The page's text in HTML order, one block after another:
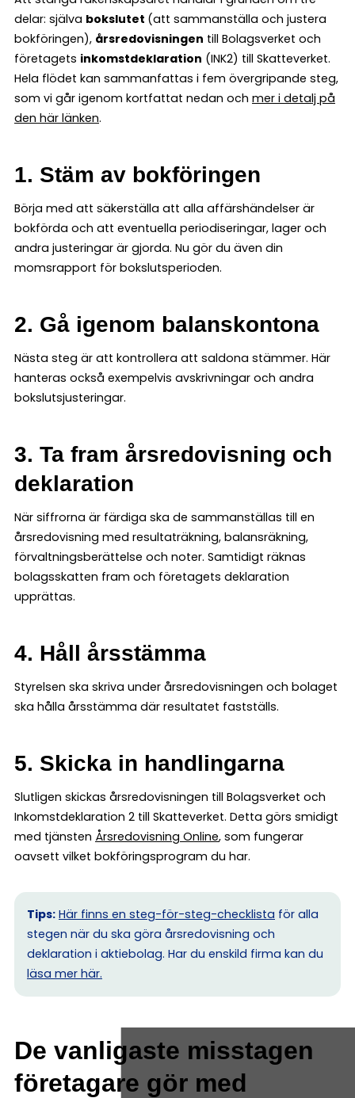
delar: själva bokslutet (att sammanställa och justera
bokföringen), årsredovisningen till Bolagsverket och
företagets inkomstdeklaration (INK2) till Skatteverket.
Hela flödet kan sammanfattas i fem övergripande steg,
som vi går igenom kortfattat nedan och mer i detalj på
den här länken.
1. Stäm av bokföringen
Börja med att säkerställa att alla affärshändelser är
bokförda och att eventuella periodiseringar, lager och
andra justeringar är gjorda. Nu gör du även din
momsrapport för bokslutsperioden.
2. Gå igenom balanskontona
Nästa steg är att kontrollera att saldona stämmer. Här
hanteras också exempelvis avskrivningar och andra
bokslutsjusteringar.
3. Ta fram årsredovisning och
deklaration
När siffrorna är färdiga ska de sammanställas till en
årsredovisning med resultaträkning, balansräkning,
förvaltningsberättelse och noter. Samtidigt räknas
bolagsskatten fram och företagets deklaration
upprättas.
4. Håll årsstämma
Styrelsen ska skriva under årsredovisningen och bolaget
ska hålla årsstämma där resultatet fastställs.
5. Skicka in handlingarna
Slutligen skickas årsredovisningen till Bolagsverket och
Inkomstdeklaration 2 till Skatteverket. Detta görs smidigt
med tjänsten Årsredovisning Online, som fungerar
oavsett vilket bokföringsprogram du har.
Tips: Här finns en steg-för-steg-checklista för alla
stegen när du ska göra årsredovisning och
deklaration i aktiebolag. Har du enskild firma kan du
läsa mer här.
De vanligaste misstagen
företagare gör med